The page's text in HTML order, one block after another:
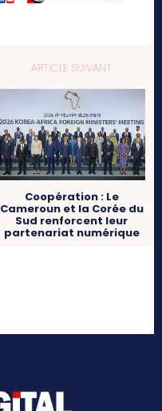
ARTICLE SUIVANT
Coopération : Le
Cameroun et la Corée du
Sud renforcent leur
partenariat numérique